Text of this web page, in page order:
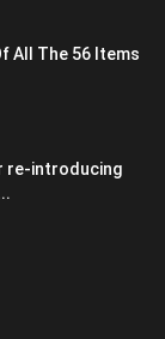
All The 56 Items
re-introducing